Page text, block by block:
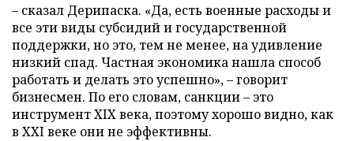
– сказал Дерипаска. «Да, есть военные расходы и
все эти виды субсидий и государственной
поддержки, но это, тем не менее, на удивление
низкий спад. Частная экономика нашла способ
работать и делать это успешно», – говорит
бизнесмен. По его словам, санкции – это
инструмент XIX века, поэтому хорошо видно, как
в XXI веке они не эффективны.